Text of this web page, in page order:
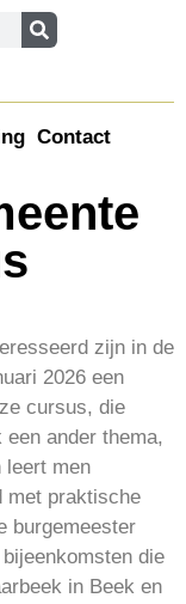
Contact
zijn in de
2026 een
cursus, die
ander thema,
leert men
met praktische
burgemeester
die
in Beek en